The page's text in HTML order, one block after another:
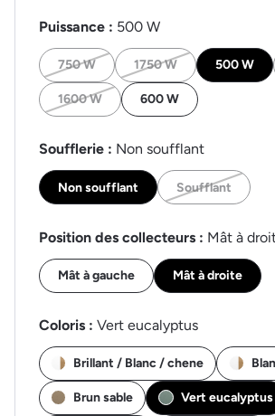
Puissance : 500 W
750 W 1750 W 500 W
1600 W 600 W
Soufflerie : Non soufflant
Non soufflant Soufflant
Position des collecteurs : Mât à
Mât à gauche Mât à droite
Coloris : Vert eucalyptus
Brillant / Blanc / chene
Brun sable Vert eucalyptus